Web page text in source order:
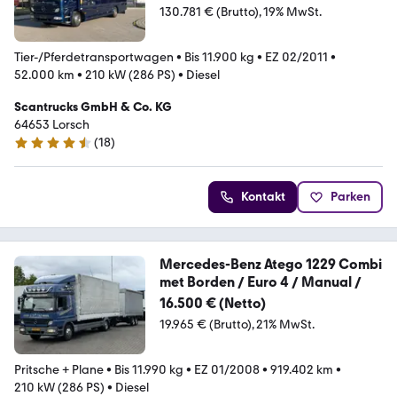
130.781 € (Brutto) 19% MwSt.
Tier-/Pferdetransportwagen • Bis 11.900 kg • EZ 02/2011 •
52.000 km • 210 kW (286 PS) • Diesel
Scantrucks GmbH & Co. KG
64653 Lorsch
4.7 Sterne
(18)
Kontakt Parken
Mercedes-Benz Atego 1229 Combi
met Borden / Euro 4 / Manual /
16.500 € (Netto)
19.965 € (Brutto) 21% MwSt.
Pritsche + Plane• Bis 11.990 kg • EZ 01/2008• 919.402 km •
210 kW (286 PS) • Diesel